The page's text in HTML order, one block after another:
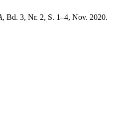
, Bd. 3, Nr. 2, S. 1–4, Nov. 2020.